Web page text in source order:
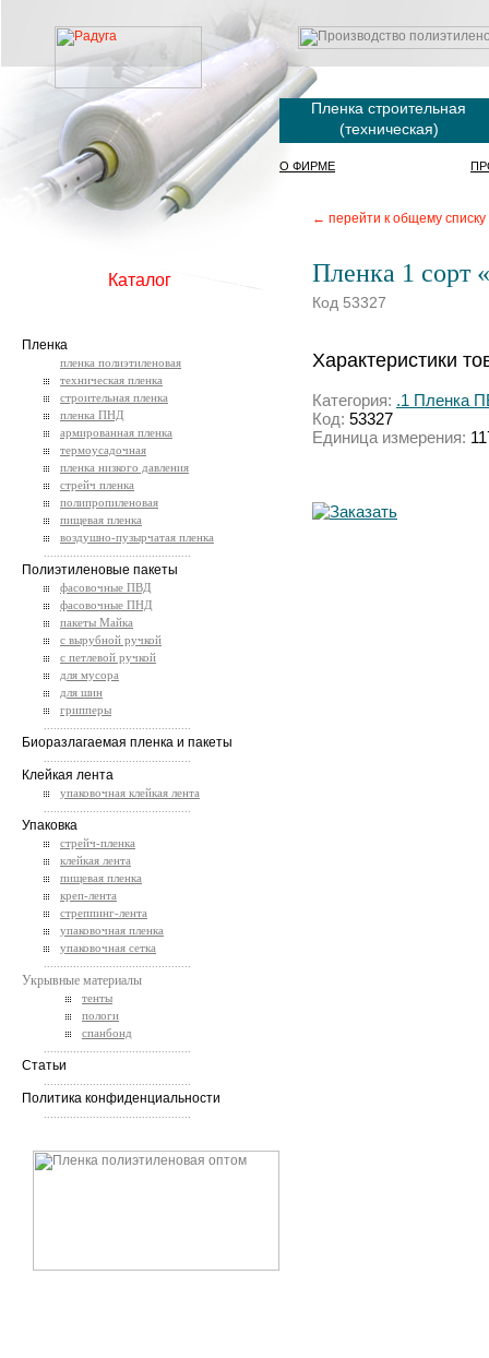
Пленка строительная
(техническая)
О ФИРМЕ
← перейти к общему списку
Пленка 1 сoрт
Код 53327
Характеристики
Категория: .1 Пленка
Код: 53327
Единица измерения:
Каталог
Пленка
пленка полиэтиленовая
техническая пленка
строительная пленка
пленка ПНД
армированная пленка
термоусадочная
пленка низкого давления
стрейч пленка
полипропиленовая
пищевая пленка
воздушно-пузырчатая пленка
Полиэтиленовые пакеты
фасовочные ПВД
фасовочные ПНД
пакеты Майка
с вырубной ручкой
с петлевой ручкой
для мусора
для шин
грипперы
Биоразлагаемая пленка и пакеты
Клейкая лента
упаковочная клейкая лента
Упаковка
стрейч-пленка
клейкая лента
пищевая пленка
креп-лента
стреппинг-лента
упаковочная пленка
упаковочная сетка
Укрывные материалы
тенты
пологи
спанбонд
Статьи
Политика конфиденциальности